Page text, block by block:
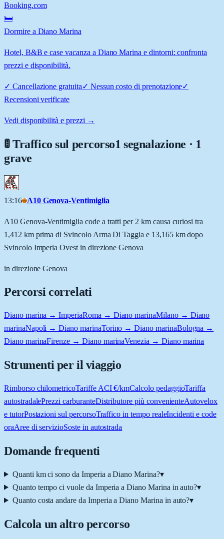
Booking.com
🛏️
Dormire a Diano Marina
Hotel, B&B e case vacanza a Diano Marina e dintorni: confronta
prezzi e disponibilità.
✓ Cancellazione gratuita✓ Nessun costo di prenotazione✓
Recensioni verificate
Vedi disponibilità e prezzi →
🚦 Traffico sul percorso1 segnalazione · 1
grave
13:16 A10 Genova-Ventimiglia
A10 Genova-Ventimiglia code a tratti per 2 km causa curiosi tra
1,412 km prima di Svincolo Arma Di Taggia e 13,165 km dopo
Svincolo Imperia Ovest in direzione Genova
in direzione Genova
Percorsi correlati
Diano marina → ImperiaRoma → Diano marinaMilano → Diano
marinaNapoli → Diano marinaTorino → Diano marinaBologna →
Diano marinaFirenze → Diano marinaVenezia → Diano marina
Strumenti per il viaggio
Rimborso chilometricoTariffe ACI €/kmCalcolo pedaggioTariffa
autostradalePrezzi carburanteDistributore più convenienteAutovelox
e tutorPostazioni sul percorsoTraffico in tempo realeIncidenti e code
oraAree di servizioSoste in autostrada
Domande frequenti
Quanti km ci sono da Imperia a Diano Marina?▾
Quanto tempo ci vuole da Imperia a Diano Marina in auto?▾
Quanto costa andare da Imperia a Diano Marina in auto?▾
Calcola un altro percorso